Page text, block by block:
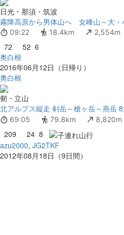
日光・那須・筑波
霧降高原から男体山へ 女峰山～大
09:22 18.4km 2,554m
72 52 6
奥白根
2016年06月12日（日帰り）
奥白根
剱・立山
北アルプス縦走 剣岳～槍ヶ岳～燕岳
69:05 79.8km 8,820m
209 24 8
azu2000, JG2TKF
2012年08月18日（9日間）